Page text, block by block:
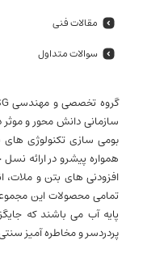
مقالات فنی
سوالات متداول
سازمانی دانش محور و
بومی سازی تکنولوژی های
همواره پیشرو در ارائه
افزودنی های بتن و
تمامی محصولات این
پایه آب می باشند که
پردردسر و مخاطره آمیز